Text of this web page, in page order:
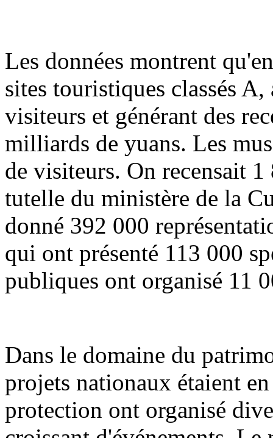
Les données montrent
sites touristiques classés
visiteurs et générant des
milliards de yuans. Les
de visiteurs. On recensait
tutelle du ministère de la
donné 392 000
qui ont présenté 113 000
publiques ont organisé 11
Dans le domaine du
projets nationaux étaient
protection ont organisé